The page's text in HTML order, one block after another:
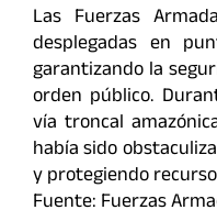
Las Fuerzas
desplegadas en
garantizando la
orden público.
vía troncal
había sido
y protegiendo
Fuente: Fuerzas